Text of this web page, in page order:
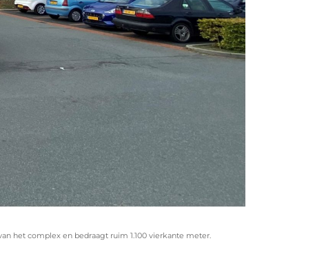
het complex en bedraagt ruim 1.100 vierkante meter.